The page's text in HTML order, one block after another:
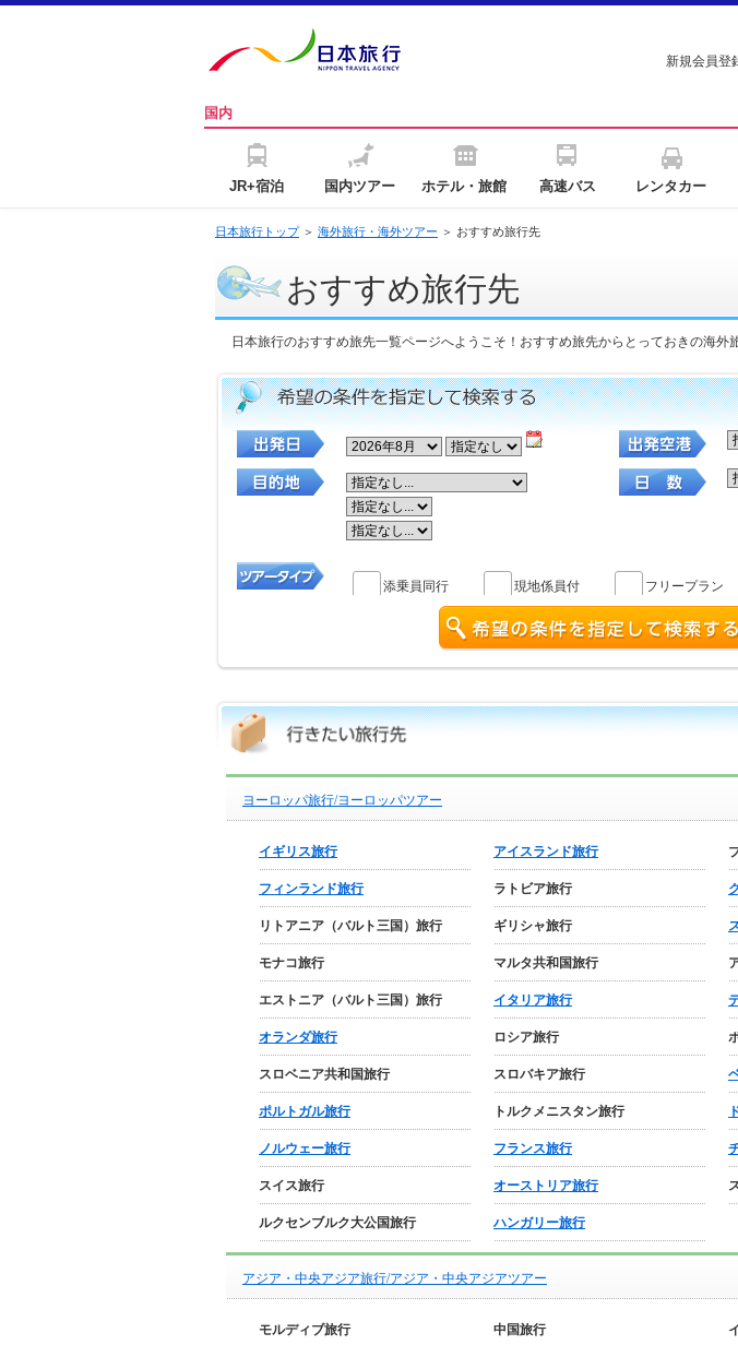
新規会員登
国内
JR+宿泊 国内ツアー ホテル・旅館 高速バス レンタカー
日本旅行トップ＞ 海外旅行・海外ツアー ＞ おすすめ旅行先
おすすめ旅行先
日本旅行のおすすめ旅先一覧ページへようこそ！おすすめ旅先からとっておきの海外
添乗員同行 現地係員付 フリープラン
ヨーロッパ旅行/ヨーロッパツアー
イギリス旅行 アイスランド旅行
フィンランド旅行 ラトビア旅行
リトアニア（バルト三国）旅行 ギリシャ旅行
モナコ旅行 マルタ共和国旅行
エストニア（バルト三国）旅行 イタリア旅行
オランダ旅行 ロシア旅行
スロベニア共和国旅行 スロバキア旅行
ポルトガル旅行 トルクメニスタン旅行
ノルウェー旅行 フランス旅行
スイス旅行 オーストリア旅行
ルクセンブルク大公国旅行 ハンガリー旅行
アジア・中央アジア旅行/アジア・中央アジアツアー
モルディブ旅行 中国旅行